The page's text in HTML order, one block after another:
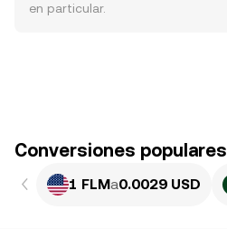
en particular.
Conversiones populares
1 FLMa0.0029 USD